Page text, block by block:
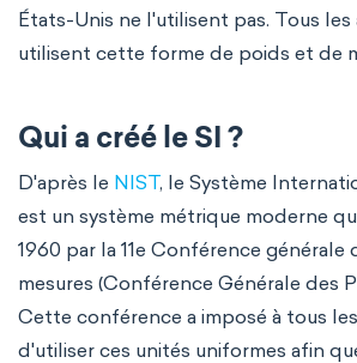
États-Unis ne l'utilisent pas. Tous les
utilisent cette forme de poids et de
Qui a créé le SI ?
D'après le NIST, le Système
est un système métrique moderne
1960 par la 11e Conférence générale
mesures (Conférence Générale des
Cette conférence a imposé à tous
d'utiliser ces unités uniformes afin